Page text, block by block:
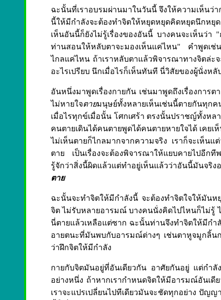
ฉะนั้นที่เราอบรมผ่านมาในวันนี้ จึงให้ความเห็น
นี้ให้มีกำลังจะต้องทำจิตให้หยุดหยุดคิดหยุดนึกหยุ
เห็นอันนี้ก็ยังไม่รู้เรื่องของอันนี้ บางคนจะเห็นว่
ท่านสอนให้หลับตาจะมองเห็นแค่ไหน" คำพูดเช่น
ไกลแค่ไหน ถ้าเราหลับตาแล้วพิจารณาทางจิตล่ะจ
อะไรเปรียบ นึกเมื่อไรก็เห็นทันที นี่วิสัยของผู้นั่งหลั
อันหนึ่งมาพูดเรื่องกายกัน เช่นมาพูดถึงเรื่องการ
ไม่หายใจตายมนุษย์ทั้งหลายเห็นเช่นนี้ตายกันทุก
เมื่อไรทุกข์เมื่อนั้น โศกเศร้า ตรงนั้นปราชญ์ทั้งห
คนตายเดินได้คนตายพูดได้คนตายหายใจได้ เคยเ
ไม่เห็นตายก็ไกลมากจากความจริง เราก็จะเห็น
ตาย เป็นเรื่องจะต้องพิจารณาให้แยบคายไปอีก
รู้จักว่าสิ่งนี้ผิดแล้วแต่ทำอยู่เห็นแล้วว่าอันนี้มันจ
ตาย
ฉะนั้นจะทำจิตให้มีกำลังนี้ จะต้องทำจิตใจให้มัน
จิต ไม่รับหลายอารมณ์ บางคนนั่งคิดไปไหนก็ไม่รู้
นี่ตายแล้วเหลือแต่ซาก ฉะนั้นท่านจึงทำจิตให้มีกำ
อายตนะที่มันพบกับอารมณ์ต่างๆ เช่นตาหูจมูกลิ้นก
ว่าฝึกจิตให้มีกำลัง
กายกับจิตมันอยู่ที่อันเดียวกัน อาศัยกันอยู่ แต่กำลั
อย่างหนึ่ง ถ้าหากเรากำหนดจิตให้มีอารมณ์อันเดี
เราจะแปรเปลี่ยนไปทีเดียวมันจะชัดทุกอย่าง ปัญ